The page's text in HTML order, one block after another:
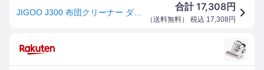
合計17,308円
（送料無料） 税込 17,308 円